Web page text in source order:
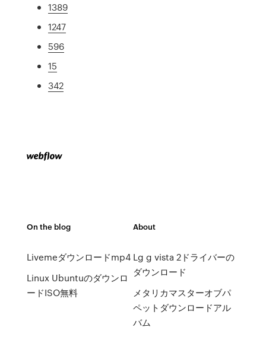
1389
1247
596
15
342
On the blog
Livemeダウンロードmp4
Linux Ubuntuのダウンロ
ードISO無料
About
Lg g vista 2ドライバーの
ダウンロード
メタリカマスターオブパ
ペットダウンロードアル
バム